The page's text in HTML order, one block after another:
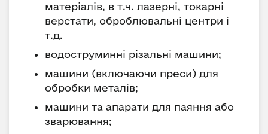
матеріалів, в т.ч. лазерні, токарні
верстати, оброблювальні центри і
т.д.
водоструминні різальні машини;
машини (включаючи преси) для
обробки металів;
машини та апарати для паяння або
зварювання;